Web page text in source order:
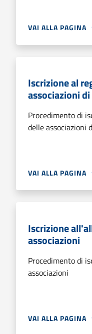
VAI ALLA PAGINA
Iscrizione al
associazioni
Procedimento di
delle associazioni
VAI ALLA PAGINA
Iscrizione
associazioni
Procedimento di
associazioni
VAI ALLA PAGINA